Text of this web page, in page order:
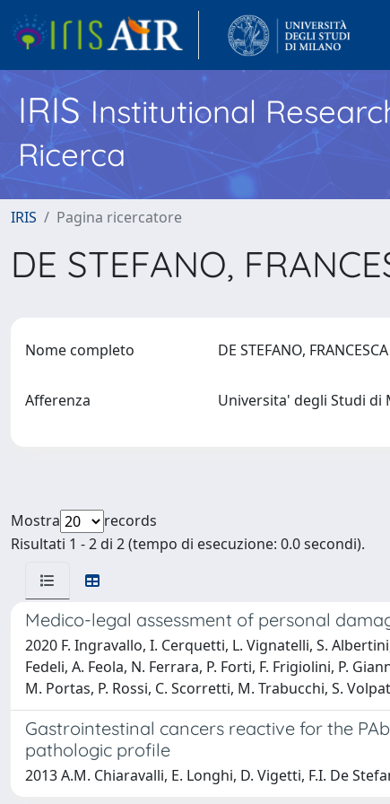
IRISInstitutional
Ricerca
IRIS Pagina ricercatore
DE STEFANO,
Nome completo DE STEFANO,
Afferenza Universita' degli Studi di
Mostra
records
Risultati 1 - 2 di 2 (tempo di esecuzione: 0.0 secondi).
Medico-legal assessment of personal
2020 F. Ingravallo, I. Cerquetti, L. Vignatelli, S.
Fedeli, A. Feola, N. Ferrara, P. Forti, F. Frigiolini, P.
M. Portas, P. Rossi, C. Scorretti, M. Trabucchi, S.
Gastrointestinal cancers reactive for the
pathologic profile
2013 A.M. Chiaravalli, E. Longhi, D. Vigetti, F.I. De